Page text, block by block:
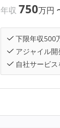
年収750万円
下限年収500
アジャイル開
自社サービス